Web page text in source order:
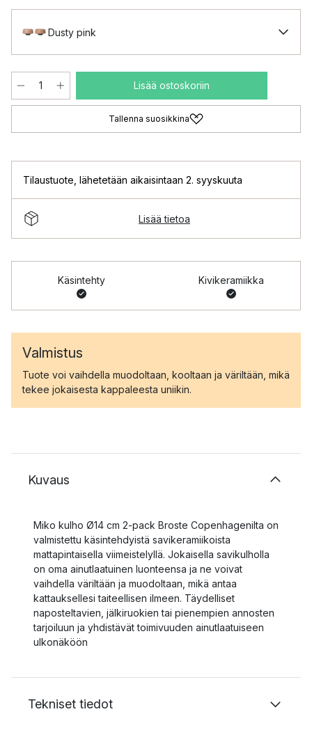
Dusty pink
Lisää ostoskoriin
Tallenna suosikkina
Tilaustuote lähetetään aikaisintaan 2. syyskuuta
Lisää tietoa
Käsintehty Kivikeramiikka
Valmistus
Tuote voi vaihdella muodoltaan, kooltaan ja väriltään, mikä
tekee jokaisesta kappaleesta uniikin.
Kuvaus
Miko kulho Ø14 cm 2-pack Broste Copenhagenilta on
valmistettu käsintehdyistä savikeramiikoista
mattapintaisella viimeistelyllä. Jokaisella savikulholla
on oma ainutlaatuinen luonteensa ja ne voivat
vaihdella väriltään ja muodoltaan, mikä antaa
kattauksellesi taiteellisen ilmeen. Täydelliset
naposteltavien, jälkiruokien tai pienempien annosten
tarjoiluun ja yhdistävät toimivuuden ainutlaatuiseen
ulkonäköön
Tekniset tiedot